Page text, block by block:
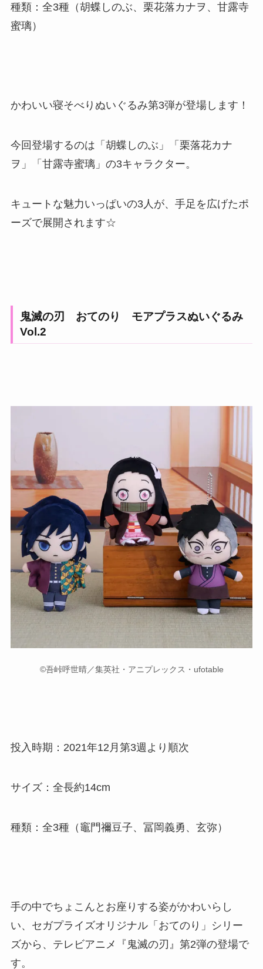
種類：全3種（胡蝶しのぶ、栗花落カナヲ、甘露寺
蜜璃）
かわいい寝そべりぬいぐるみ第3弾が登場します！
今回登場するのは「胡蝶しのぶ」「栗落花カナ
ヲ」「甘露寺蜜璃」の3キャラクター。
キュートな魅力いっぱいの3人が、手足を広げたポ
ーズで展開されます☆
鬼滅の刃 おてのり モアプラスぬいぐるみ
Vol.2
©吾峠呼世晴／集英社・アニプレックス・ufotable
投入時期：2021年12月第3週より順次
サイズ：全長約14cm
種類：全3種（竈門禰豆子、冨岡義勇、玄弥）
手の中でちょこんとお座りする姿がかわいらし
い、セガプライズオリジナル「おてのり」シリー
ズから、テレビアニメ『鬼滅の刃』第2弾の登場で
す。